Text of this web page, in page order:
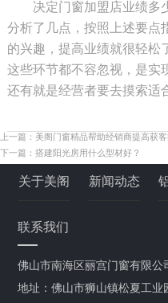
决定门窗加盟店业绩多
分析了几点，按照上述要点
的兴趣，提高业绩就很轻松
这些环节都不容忽视，是实
还有就是经营者要去摸索适
上一篇： 美阁门窗精品帮助经销商提高获
下一篇： 搭建阳光房用什么型材好？
关于美阁 新闻动态
联系我们
佛山市南海区丽宫门窗有限公
地址：佛山市狮山镇松夏工业